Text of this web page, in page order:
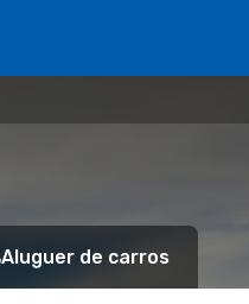
Aluguer de carros